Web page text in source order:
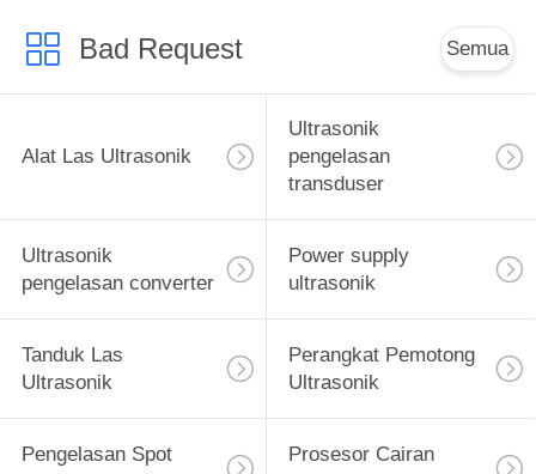
Bad Request Semua
Alat Las Ultrasonik
Ultrasonik
pengelasan
transduser
Ultrasonik
pengelasan converter
Power supply
ultrasonik
Tanduk Las
Ultrasonik
Perangkat Pemotong
Ultrasonik
Pengelasan Spot
Prosesor Cairan